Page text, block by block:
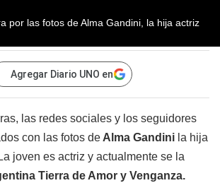
por las fotos de Alma Gandini, la hija actriz
Agregar Diario UNO en
las redes sociales y los seguidores
con las fotos deAlma Gandini la hija
joven es actriz y actualmente se la
Tierra de Amor y Venganza.